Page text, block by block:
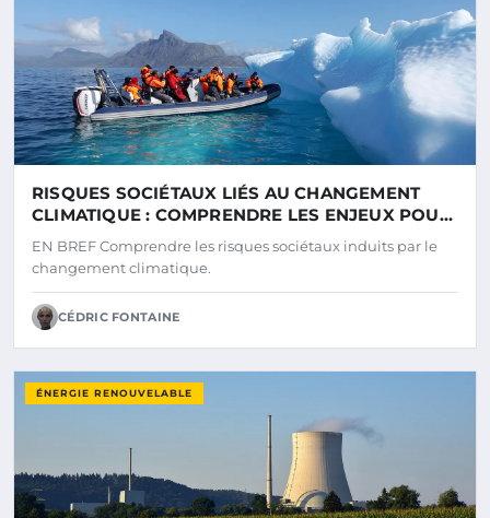
RISQUES SOCIÉTAUX LIÉS AU CHANGEMENT
CLIMATIQUE : COMPRENDRE LES ENJEUX POUR
NOS SOCIÉTÉS
EN BREF Comprendre les risques sociétaux induits par le
changement climatique.
CÉDRIC FONTAINE
ÉNERGIE RENOUVELABLE